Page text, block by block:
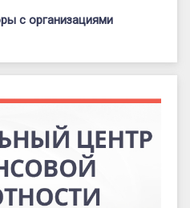
с организациями